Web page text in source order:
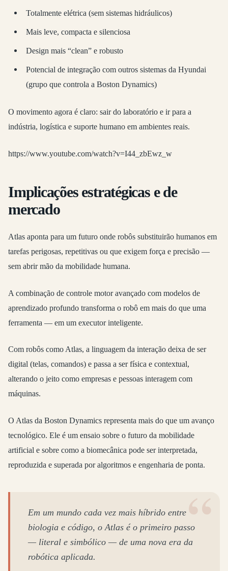
Totalmente elétrica (sem sistemas hidráulicos)
Mais leve, compacta e silenciosa
Design mais “clean” e robusto
Potencial de integração com outros sistemas da Hyundai
(grupo que controla a Boston Dynamics)
O movimento agora é claro: sair do laboratório e ir para a
indústria, logística e suporte humano em ambientes reais.
https://www.youtube.com/watch?v=I44_zbEwz_w
Implicações estratégicas e de
mercado
Atlas aponta para um futuro onde robôs substituirão humanos em
tarefas perigosas, repetitivas ou que exigem força e precisão —
sem abrir mão da mobilidade humana.
A combinação de controle motor avançado com modelos de
aprendizado profundo transforma o robô em mais do que uma
ferramenta — em um executor inteligente.
Com robôs como Atlas, a linguagem da interação deixa de ser
digital (telas, comandos) e passa a ser física e contextual,
alterando o jeito como empresas e pessoas interagem com
máquinas.
O Atlas da Boston Dynamics representa mais do que um avanço
tecnológico. Ele é um ensaio sobre o futuro da mobilidade
artificial e sobre como a biomecânica pode ser interpretada,
reproduzida e superada por algoritmos e engenharia de ponta.
Em um mundo cada vez mais híbrido entre
biologia e código, o Atlas é o primeiro passo
— literal e simbólico — de uma nova era da
robótica aplicada.